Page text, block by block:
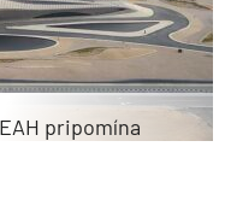
pripomína